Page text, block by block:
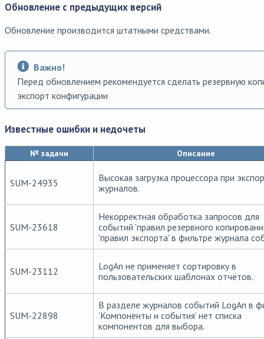
Обновление с предыдущих версий
Обновление производится штатными средствами.
Важно!
Перед обновлением рекомендуется сделать резервную
экспорт конфигурации
Известные ошибки и недочеты
№ задачи Описание
SUM-24935
Высокая загрузка процессора при
журналов.
SUM-23618
Некорректная обработка запросов для
событий 'правил резервного
'правил экспорта' в фильтре журнала
SUM-23112
LogAn не применяет сортировку в
пользовательских шаблонах отчётов.
SUM-22898
В разделе журналов событий LogAn в
'Компоненты и события' нет списка
компонентов для выбора.